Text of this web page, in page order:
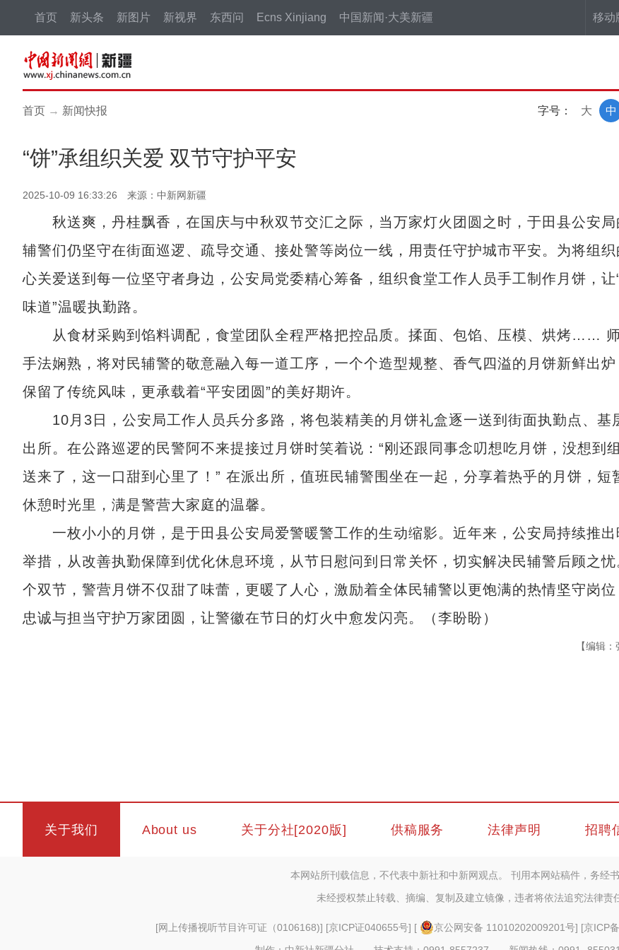
移动
首页 新头条 新图片 新视界 东西问 Ecns Xinjiang 中国新闻·大美新疆
首页 → 新闻快报 字号： 中
大
“饼”承组织关爱 双节守护平安
2025-10-09 16:33:26 来源：中新网新疆
秋送爽，丹桂飘香，在国庆与中秋双节交汇之际，当万家灯火团圆之时，于田县公安局
辅警们仍坚守在街面巡逻、疏导交通、接处警等岗位一线，用责任守护城市平安。为将组织
心关爱送到每一位坚守者身边，公安局党委精心筹备，组织食堂工作人员手工制作月饼，让
味道”温暖执勤路。
从食材采购到馅料调配，食堂团队全程严格把控品质。揉面、包馅、压模、烘烤……
手法娴熟，将对民辅警的敬意融入每一道工序，一个个造型规整、香气四溢的月饼新鲜出炉
保留了传统风味，更承载着“平安团圆”的美好期许。
10月3日，公安局工作人员兵分多路，将包装精美的月饼礼盒逐一送到街面执勤点、基
出所。在公路巡逻的民警阿不来提接过月饼时笑着说：“刚还跟同事念叨想吃月饼，没想到
送来了，这一口甜到心里了！” 在派出所，值班民辅警围坐在一起，分享着热乎的月饼，短
休憩时光里，满是警营大家庭的温馨。
一枚小小的月饼，是于田县公安局爱警暖警工作的生动缩影。近年来，公安局持续推出
举措，从改善执勤保障到优化休息环境，从节日慰问到日常关怀，切实解决民辅警后顾之忧
个双节，警营月饼不仅甜了味蕾，更暖了人心，激励着全体民辅警以更饱满的热情坚守岗位
忠诚与担当守护万家团圆，让警徽在节日的灯火中愈发闪亮。（李盼盼）
【编辑：
关于我们 About us 关于分社[2020版] 供稿服务 法律声明 招聘
本网站所刊载信息，不代表中新社和中新网观点。 刊用本网站稿件，务经书
未经授权禁止转载、摘编、复制及建立镜像，违者将依法追究法律责
[网上传播视听节目许可证（0106168)] [京ICP证040655号] [ 京公网安备 11010202009201号] [京ICP